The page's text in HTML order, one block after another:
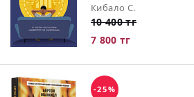
Кибало С.
10 400 тг
7 800 тг
-25%